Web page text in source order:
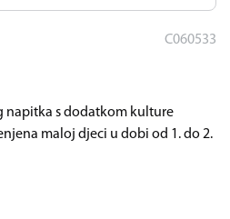
C060533
napitka s dodatkom kulture
maloj djeci u dobi od 1. do 2.